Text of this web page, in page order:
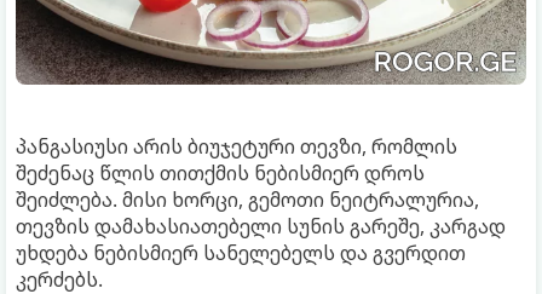
პანგასიუსი არის ბიუჯეტური თევზი, რომლის
შეძენაც წლის თითქმის ნებისმიერ დროს
შეიძლება. მისი ხორცი, გემოთი ნეიტრალურია,
თევზის დამახასიათებელი სუნის გარეშე, კარგად
უხდება ნებისმიერ სანელებელს და გვერდით
კერძებს.